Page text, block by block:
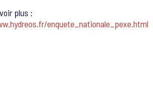
plus :
enquete_nationale_pexe.html